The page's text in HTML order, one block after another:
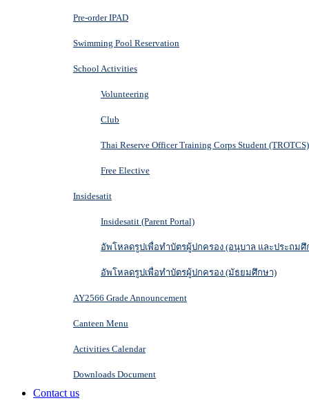
Pre-order IPAD
Swimming Pool Reservation
School Activities
Volunteering
Club
Thai Reserve Officer Training Corps Student (TROTCS)
Free Elective
Insidesatit
Insidesatit (Parent Portal)
อัพโหลดรูปเพื่อทำบัตรผู้ปกครอง (อนุบาล และประถมศึ
อัพโหลดรูปเพื่อทำบัตรผู้ปกครอง (มัธยมศึกษา)
AY2566 Grade Announcement
Canteen Menu
Activities Calendar
Downloads Document
Contact us